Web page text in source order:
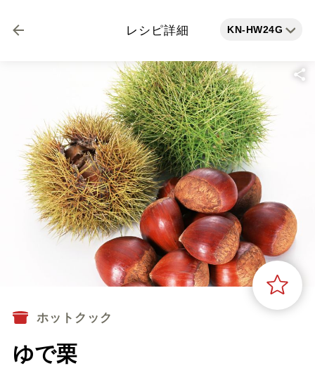
レシピ詳細 KN-HW24G
ホットクック
ゆで栗